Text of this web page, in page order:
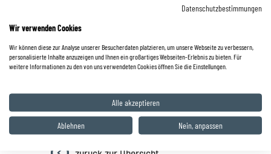
*Pflichtfelder bitte ausfüllen
Datenschutzbestimmungen
Wir verwenden Cookies
Wir können diese zur Analyse unserer Besucherdaten platzieren, um unsere Webseite zu verbessern,
personalisierte Inhalte anzuzeigen und Ihnen ein großartiges Webseiten-Erlebnis zu bieten. Für
weitere Informationen zu den von uns verwendeten Cookies öffnen Sie die Einstellungen.
Alle akzeptieren
Ablehnen Nein, anpassen